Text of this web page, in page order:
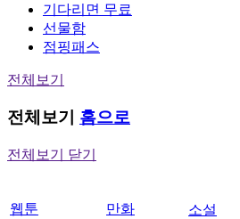
기다리면 무료
선물함
점핑패스
전체보기
전체보기 홈으로
전체보기 닫기
웹툰
만화
소설